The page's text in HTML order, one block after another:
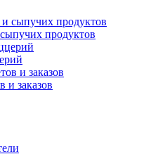
продуктов
и заказов